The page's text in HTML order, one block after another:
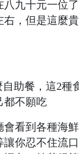
八九十元一位
右，但是這麼
會看到各種海
讓你忍不住流